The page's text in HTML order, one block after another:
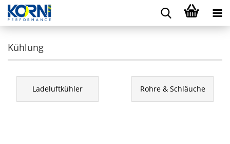
Kühlung
Ladeluftkühler Rohre & Schläuche